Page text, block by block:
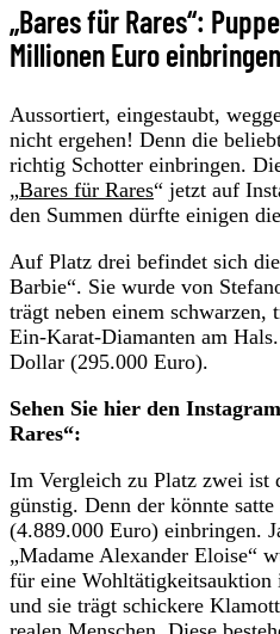
„Bares für Rares“:
Millionen Euro einbringen
Aussortiert, eingestaubt,
nicht ergehen! Denn die
richtig Schotter einbringen.
„Bares für Rares“ jetzt auf
den Summen dürfte einigen
Auf Platz drei befindet sich
Barbie“. Sie wurde von
trägt neben einem schwarzen,
Ein-Karat-Diamanten am
Dollar (295.000 Euro).
Sehen Sie hier den
Rares“:
Im Vergleich zu Platz zwei ist
günstig. Denn der könnte
(4.889.000 Euro) einbringen.
„Madame Alexander Eloise“
für eine Wohltätigkeitsauktion
und sie trägt schickere